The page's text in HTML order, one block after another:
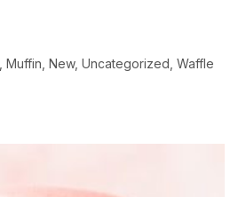
Muffin New Uncategorized Waffle